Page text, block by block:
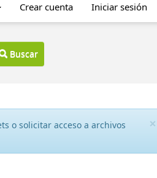
Crear cuenta Iniciar sesión
Buscar
×
o solicitar acceso a archivos